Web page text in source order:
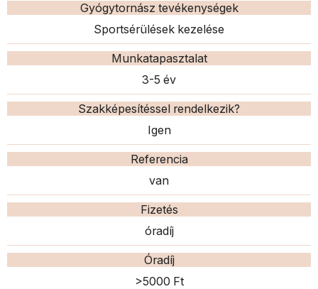
Gyógytornász tevékenységek
Sportsérülések kezelése
Munkatapasztalat
3-5 év
Szakképesítéssel rendelkezik?
Igen
Referencia
van
Fizetés
óradíj
Óradíj
>5000 Ft